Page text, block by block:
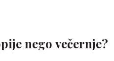
nego večernje?